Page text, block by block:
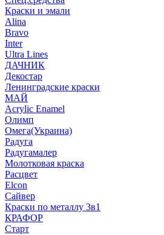
Краски и эмали
Alina
Bravo
Inter
Ultra Lines
ДАЧНИК
Декостар
Ленинградские краски
МАЙ
Acrylic Enamel
Олимп
Омега(Украина)
Радуга
Радугамалер
Молотковая краска
Расцвет
Elcon
Сайвер
Краски по металлу 3в1
КРАФОР
Старт